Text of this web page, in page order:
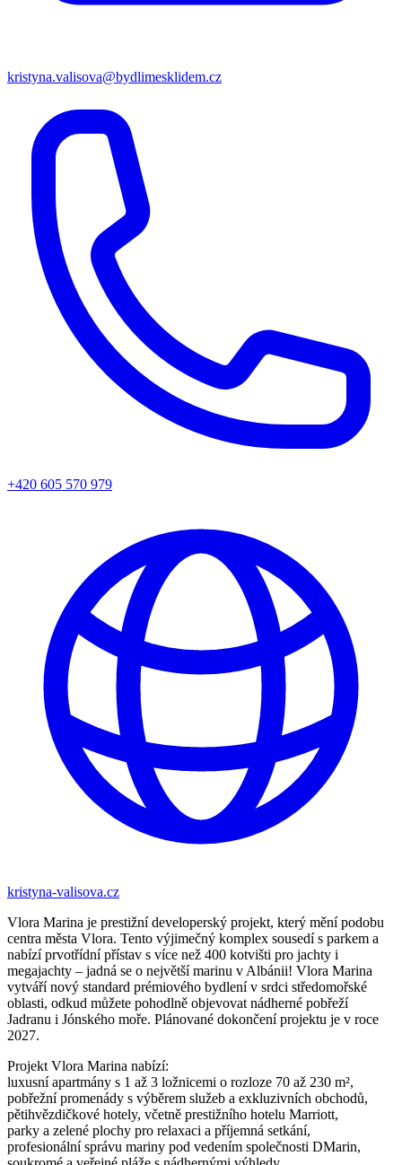
kristyna.valisova@bydlimesklidem.cz
+420 605 570 979
kristyna-valisova.cz
Vlora Marina je prestižní developerský projekt, který mění podobu
centra města Vlora. Tento výjimečný komplex sousedí s parkem a
nabízí prvotřídní přístav s více než 400 kotvišti pro jachty i
megajachty – jadná se o největší marinu v Albánii! Vlora Marina
vytváří nový standard prémiového bydlení v srdci středomořské
oblasti, odkud můžete pohodlně objevovat nádherné pobřeží
Jadranu i Jónského moře. Plánované dokončení projektu je v roce
2027.
Projekt Vlora Marina nabízí:
luxusní apartmány s 1 až 3 ložnicemi o rozloze 70 až 230 m²,
pobřežní promenády s výběrem služeb a exkluzivních obchodů,
pětihvězdičkové hotely, včetně prestižního hotelu Marriott,
parky a zelené plochy pro relaxaci a příjemná setkání,
profesionální správu mariny pod vedením společnosti DMarin,